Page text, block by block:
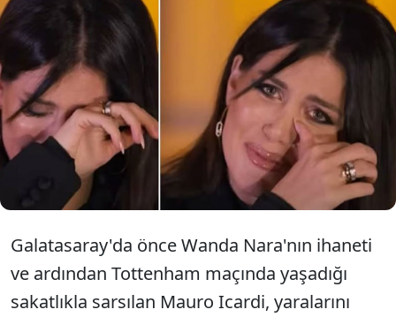
Wanda Nara'nın ihaneti ve sezonu
kapatmasına sebep olan sakatlığıyla sarsılan
Mauro Icardi, aradığı aşkı yakınında buldu...
Arjantinli süper yıldızın, Nara ile ayrılık
sürecinde avukatlığını yapan Angela Burgos ile
ilişki yaşadığı iddia edildi.
Galatasaray'da önce Wanda Nara'nın ihaneti
ve ardından Tottenham maçında yaşadığı
sakatlıkla sarsılan Mauro Icardi, yaralarını